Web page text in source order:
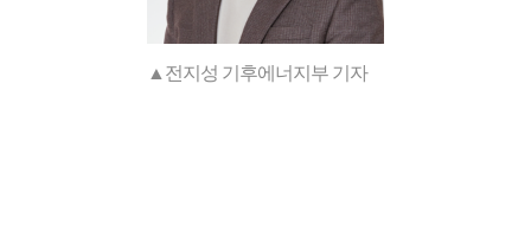
▲전지성 기후에너지부 기자